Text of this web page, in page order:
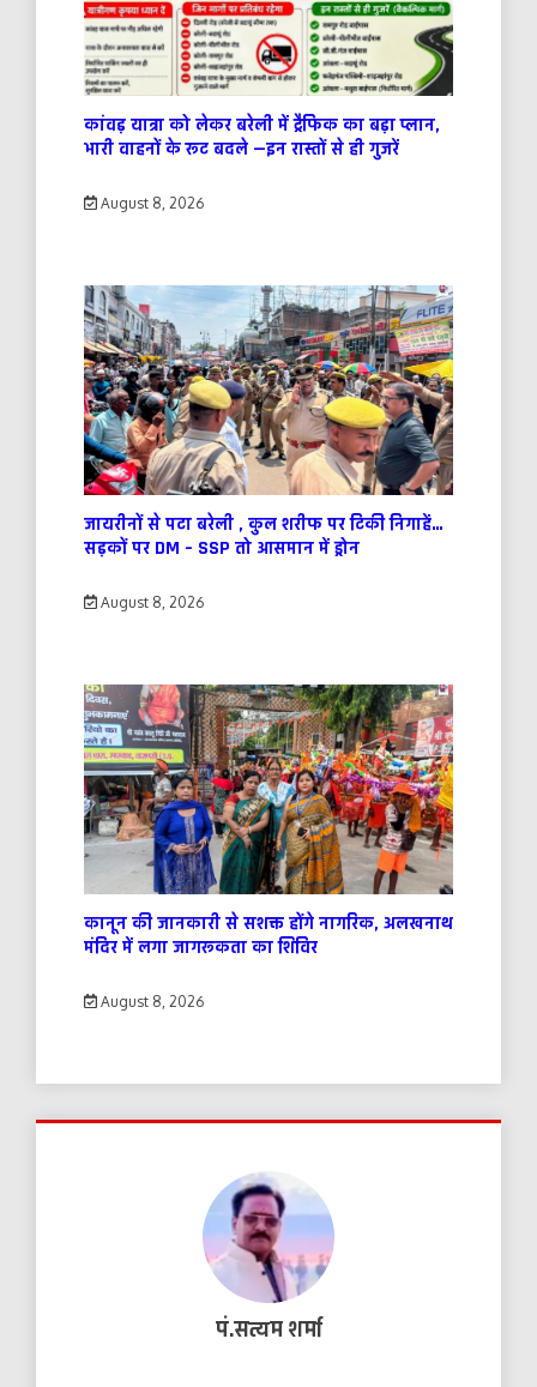
कांवड़ यात्रा को लेकर बरेली में ट्रैफिक का बड़ा प्लान,
भारी वाहनों के रूट बदले —इन रास्तों से ही गुजरें
August 8, 2026
जायरीनों से पटा बरेली , कुल शरीफ पर टिकी निगाहें…
सड़कों पर DM – SSP तो आसमान में ड्रोन
August 8, 2026
कानून की जानकारी से सशक्त होंगे नागरिक, अलखनाथ
मंदिर में लगा जागरूकता का शिविर
August 8, 2026
पं.सत्यम शर्मा